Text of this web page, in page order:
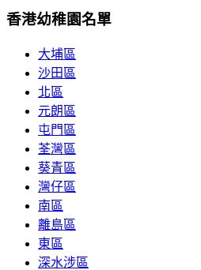
香港幼稚園名單
大埔區
沙田區
北區
元朗區
屯門區
荃灣區
葵青區
灣仔區
南區
離島區
東區
深水涉區